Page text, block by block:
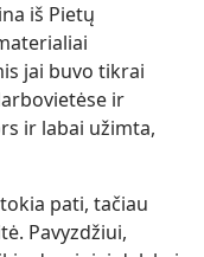
iš Pietų
jai buvo tikrai
ir
ir labai užimta,
pati, tačiau
Pavyzdžiui,